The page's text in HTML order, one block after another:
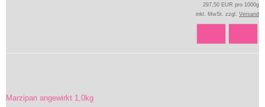
297,50 EUR pro 1000g
inkl. MwSt. zzgl. Versand
Marzipan angewirkt 1,0kg